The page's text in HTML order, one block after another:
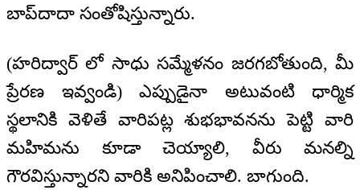
బాప్‍దాదా సంతోషిస్తున్నారు.
(హరిద్వార్ లో సాధు సమ్మేళనం జరగబోతుంది, మీ
ప్రేరణ ఇవ్వండి) ఎప్పుడైనా అటువంటి ధార్మిక
స్థలానికి వెళితే వారిపట్ల శుభభావనను పెట్టి వారి
మహిమను కూడా చెయ్యాలి, వీరు మనల్ని
గౌరవిస్తున్నారని వారికి అనిపించాలి. బాగుంది.